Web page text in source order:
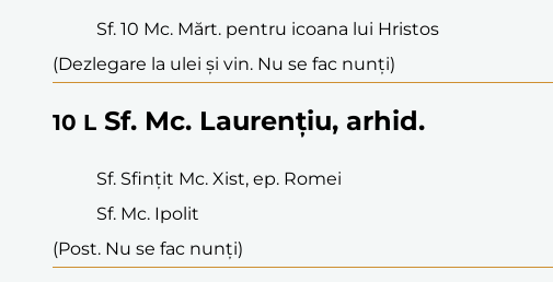
Sf. 10 Mc. Mărt. pentru icoana lui Hristos
(Dezlegare la ulei și vin. Nu se fac nunți)
10 L Sf. Mc. Laurențiu, arhid.
Sf. Sfințit Mc. Xist, ep. Romei
Sf. Mc. Ipolit
(Post. Nu se fac nunți)